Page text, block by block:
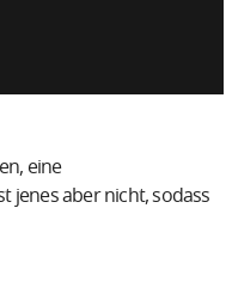
eine
jenes aber nicht, sodass